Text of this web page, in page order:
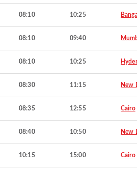
08:10 10:25
08:10 09:40
08:10 10:25
08:30 11:15 New
08:35 12:55 Cairo
08:40 10:50 New
10:15 15:00 Cairo